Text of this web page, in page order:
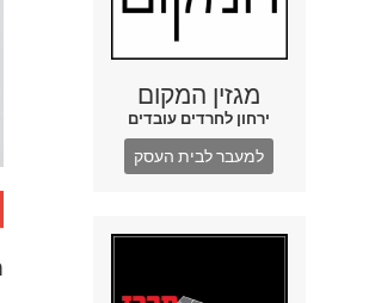
מגזין המקום
ירחון לחרדים עובדים
למעבר לבית העסק